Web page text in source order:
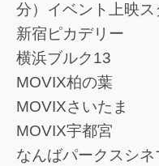
分）イベント上映ス
新宿ピカデリー
横浜ブルク13
MOVIX柏の葉
MOVIXさいたま
MOVIX宇都宮
なんばパークスシネ